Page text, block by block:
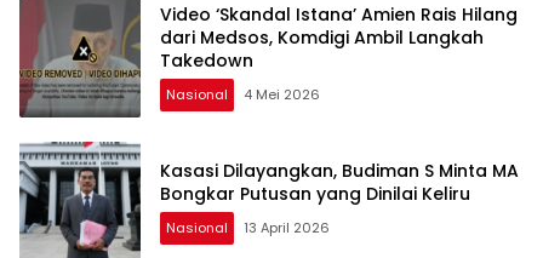
Video ‘Skandal Istana’ Amien Rais Hilang
dari Medsos, Komdigi Ambil Langkah
Takedown
Nasional 4 Mei 2026
Kasasi Dilayangkan, Budiman S Minta MA
Bongkar Putusan yang Dinilai Keliru
Nasional 13 April 2026